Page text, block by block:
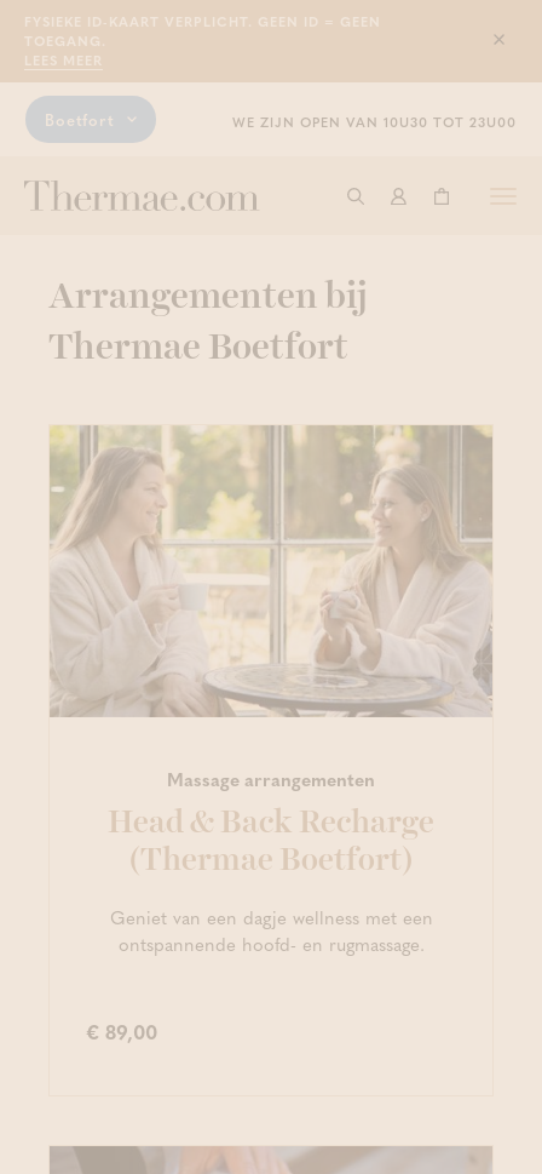
FYSIEKE ID-KAART VERPLICHT. GEEN ID = GEEN
TOEGANG.
LEES MEER
Sluit
Boetfort WE ZIJN OPEN VAN 10U30 TOT 23U00
Start met zoeken
Aanmelden
Arrangementen bij
Thermae Boetfort
Massage arrangementen
Head & Back Recharge
(Thermae Boetfort)
Geniet van een dagje wellness met een
ontspannende hoofd- en rugmassage.
€ 89,00